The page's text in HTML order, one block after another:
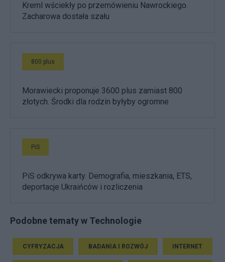
Kreml wściekły po przemówieniu Nawrockiego.
Zacharowa dostała szału
800 plus
Morawiecki proponuje 3600 plus zamiast 800
złotych. Środki dla rodzin byłyby ogromne
PiS
PiS odkrywa karty. Demografia, mieszkania, ETS,
deportacje Ukraińców i rozliczenia
Podobne tematy w Technologie
CYFRYZACJA BADANIA I ROZWÓJ INTERNET